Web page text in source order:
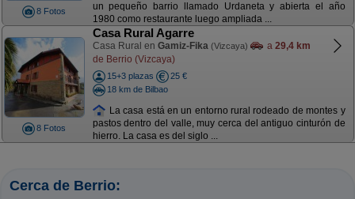
8 Fotos
un pequeño barrio llamado Urdaneta y abierta el año
1980 como restaurante luego ampliada ...
8 Fotos
Casa Rural Agarre
Casa Rural en Gamiz-Fika (Vizcaya) a 29,4 km
de Berrio (Vizcaya)
15+3 plazas
25 €
18 km de Bilbao
La casa está en un entorno rural rodeado de montes y
pastos dentro del valle, muy cerca del antiguo cinturón de
hierro. La casa es del siglo ...
Cerca de Berrio: